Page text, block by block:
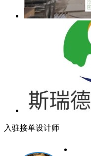
入驻接单设计师